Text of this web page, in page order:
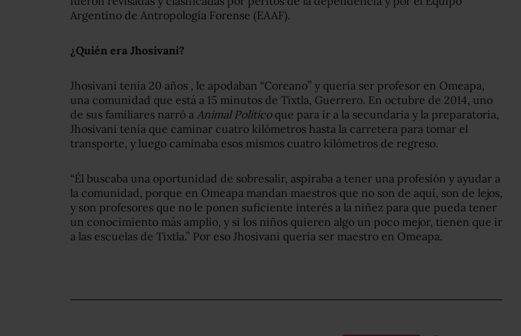
Argentino de Antropología Forense (EAAF).
¿Quién era Jhosivani?
Jhosivani tenía 20 años , le apodaban “Coreano” y quería ser profesor en Omeapa,
una comunidad que está a 15 minutos de Tixtla, Guerrero. En octubre de 2014, uno
de sus familiares narró a Animal Político que para ir a la secundaria y la preparatoria,
Jhosivani tenía que caminar cuatro kilómetros hasta la carretera para tomar el
transporte, y luego caminaba esos mismos cuatro kilómetros de regreso.
“Él buscaba una oportunidad de sobresalir, aspiraba a tener una profesión y ayudar a
la comunidad, porque en Omeapa mandan maestros que no son de aquí, son de lejos,
y son profesores que no le ponen suficiente interés a la niñez para que pueda tener
un conocimiento más amplio, y si los niños quieren algo un poco mejor, tienen que ir
a las escuelas de Tixtla.” Por eso Jhosivani quería ser maestro en Omeapa.